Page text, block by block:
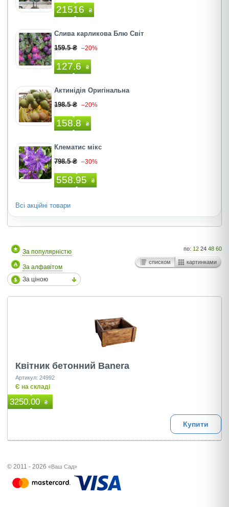
21516 ₴
Слива карликова Блю Світ
159.5 ₴ –20%
127.6 ₴
Актинідія Оригінальна
198.5 ₴ –20%
158.8 ₴
Клематис мікс
798.5 ₴ –30%
558.95 ₴
Всі акційні товари
За популярністю
За алфавітом
За ціною
по: 12 24 48 60
списком картинками
Квітник бетонний Banera
Артикул: 24992
Є на складі
3250.00 ₴
Купити
© 2011 - 2026 «Ваш Сад»